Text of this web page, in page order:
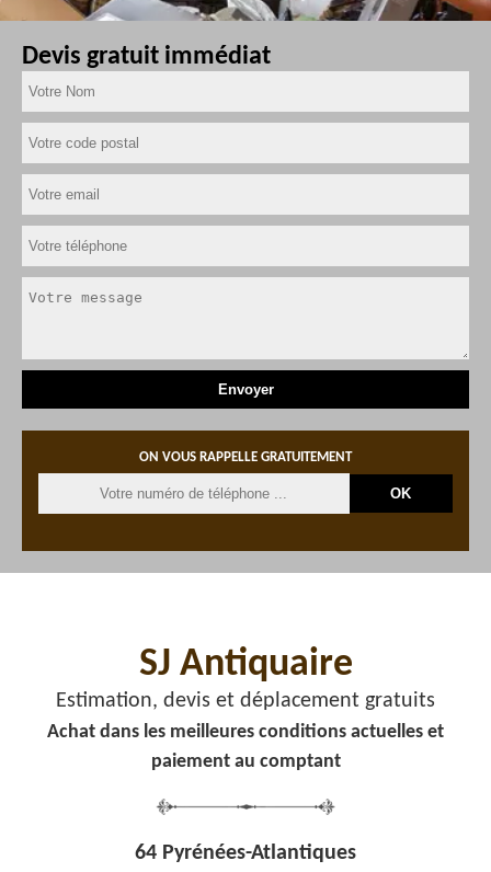
Devis gratuit immédiat
ON VOUS RAPPELLE GRATUITEMENT
SJ Antiquaire
Estimation, devis et déplacement gratuits
Achat dans les meilleures conditions actuelles et
paiement au comptant
64 Pyrénées-Atlantiques